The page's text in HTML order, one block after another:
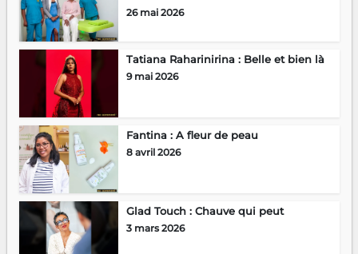
26 mai 2026
Tatiana Raharinirina : Belle et bien là
9 mai 2026
Fantina : A fleur de peau
8 avril 2026
Glad Touch : Chauve qui peut
3 mars 2026